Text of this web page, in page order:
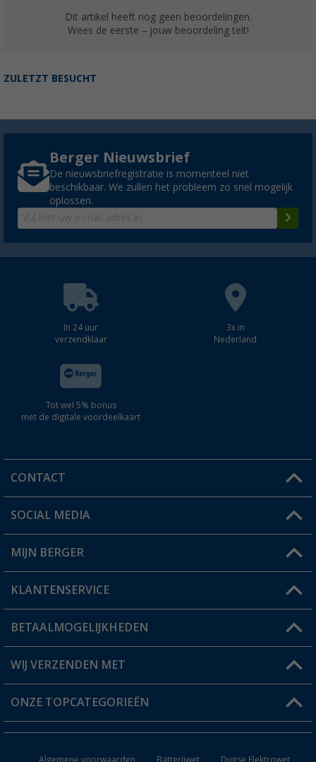
Dit artikel heeft nog geen beoordelingen.
Wees de eerste – jouw beoordeling telt!
ZULETZT BESUCHT
Berger Nieuwsbrief
De nieuwsbriefregistratie is momenteel niet
beschikbaar. We zullen het probleem zo snel mogelijk
oplossen.
In 24 uur
verzendklaar
3x in
Nederland
Tot wel 5% bonus
met de digitale voordeelkaart
CONTACT
Een vraag?
Winkel vinden
SOCIAL MEDIA
MIJN BERGER
Mijn account
Status bestelling
Verlanglijstje
KLANTENSERVICE
FAQ & Contact
Verzendinformatie
Catalogus
BETAALMOGELIJKHEDEN
WIJ VERZENDEN MET
ONZE TOPCATEGORIEËN
Algemene voorwaarden Batterijwet Duitse Elektrowet